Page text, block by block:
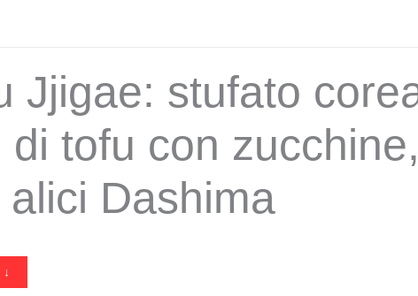
Jjigae: stufato
di tofu con zucchine,
Dashima